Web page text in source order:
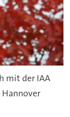
mit der IAA